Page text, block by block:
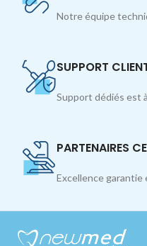
Notre équipe
SUPPORT
Support dédiés est
PARTENAIRES
Excellence